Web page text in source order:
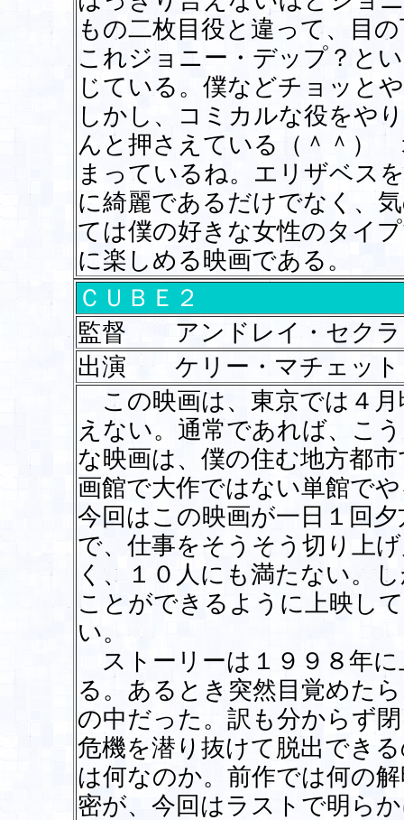
もの二枚目役と違って、目
これジョニー・デップ？と
じている。僕などチョッと
しかし、コミカルな役をや
んと押さえている（＾＾）
まっているね。エリザベス
に綺麗であるだけでなく、
ては僕の好きな女性のタ
に楽しめる映画である。
ＣＵＢＥ２
監督 アンドレイ・セクラ
出演 ケリー・マチェット
この映画は、東京では４
えない。通常であれば、こ
な映画は、僕の住む地方都
画館で大作ではない単館で
今回はこの映画が一日１回
で、仕事をそうそう切り上
く、１０人にも満たない。
ことができるように上映し
い。
ストーリーは１９９８年
る。あるとき突然目覚めた
の中だった。訳も分からず
危機を潜り抜けて脱出でき
は何なのか。前作では何の
密が、今回はラストで明ら